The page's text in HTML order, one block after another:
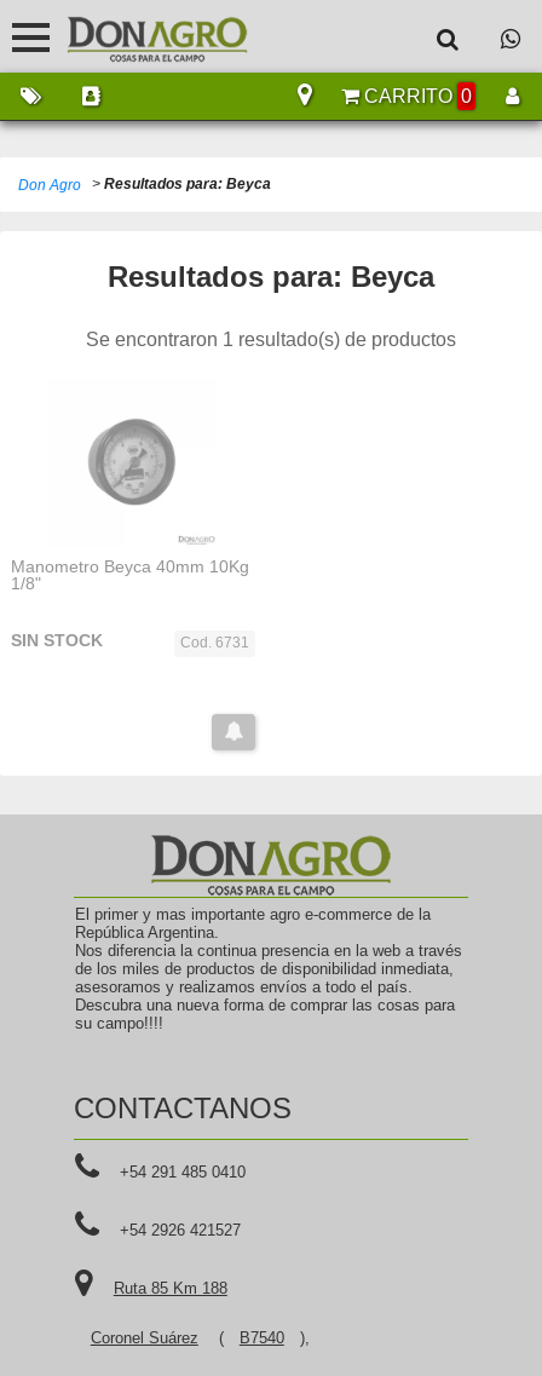
CARRITO 0
Don Agro > Resultados para: Beyca
Resultados para: Beyca
Se encontraron 1 resultado(s) de productos
Manometro Beyca 40mm 10Kg
1/8"
Cod. 6731
SIN STOCK
El primer y mas importante agro e-commerce de la
República Argentina.
Nos diferencia la continua presencia en la web a través
de los miles de productos de disponibilidad inmediata,
asesoramos y realizamos envíos a todo el país.
Descubra una nueva forma de comprar las cosas para
su campo!!!!
CONTACTANOS
+54 291 485 0410
+54 2926 421527
Ruta 85 Km 188
Coronel Suárez ( B7540 ),